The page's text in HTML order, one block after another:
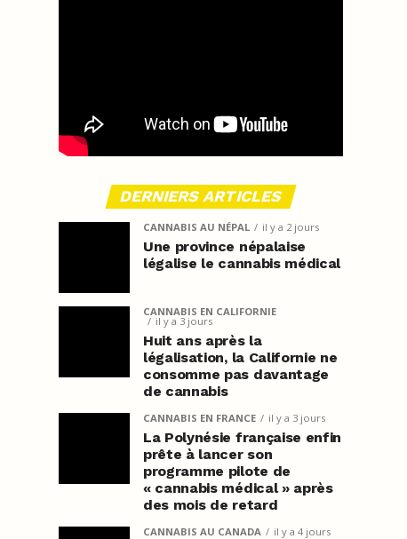
DERNIERS ARTICLES
CANNABIS AU NÉPAL il y a 2 jours
Une province népalaise
légalise le cannabis médical
CANNABIS EN CALIFORNIE
il y a 3 jours
Huit ans après la
légalisation, la Californie ne
consomme pas davantage
de cannabis
CANNABIS EN FRANCE il y a 3 jours
La Polynésie française enfin
prête à lancer son
programme pilote de
« cannabis médical » après
des mois de retard
CANNABIS AU CANADA il y a 4 jours